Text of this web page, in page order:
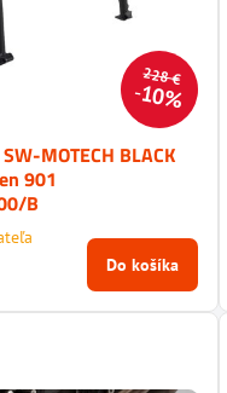
228 €
10%
MOTECH BLACK
901
B
Do košíka